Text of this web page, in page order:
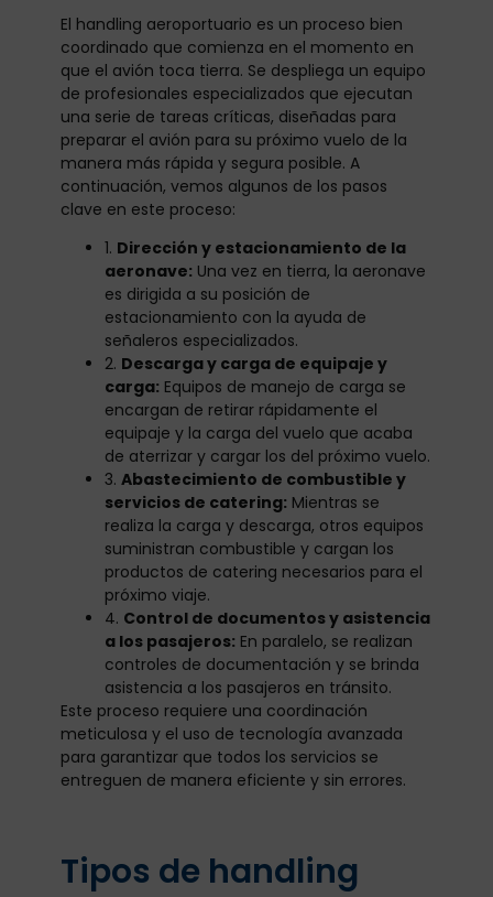
El handling aeroportuario es un proceso bien
coordinado que comienza en el momento en
que el avión toca tierra. Se despliega un equipo
de profesionales especializados que ejecutan
una serie de tareas críticas, diseñadas para
preparar el avión para su próximo vuelo de la
manera más rápida y segura posible. A
continuación, vemos algunos de los pasos
clave en este proceso:
1. Dirección y estacionamiento de la
aeronave: Una vez en tierra, la aeronave
es dirigida a su posición de
estacionamiento con la ayuda de
señaleros especializados.
2. Descarga y carga de equipaje y
carga: Equipos de manejo de carga se
encargan de retirar rápidamente el
equipaje y la carga del vuelo que acaba
de aterrizar y cargar los del próximo vuelo.
3. Abastecimiento de combustible y
servicios de catering: Mientras se
realiza la carga y descarga, otros equipos
suministran combustible y cargan los
productos de catering necesarios para el
próximo viaje.
4. Control de documentos y asistencia
a los pasajeros: En paralelo, se realizan
controles de documentación y se brinda
asistencia a los pasajeros en tránsito.
Este proceso requiere una coordinación
meticulosa y el uso de tecnología avanzada
para garantizar que todos los servicios se
entreguen de manera eficiente y sin errores.
Tipos de handling